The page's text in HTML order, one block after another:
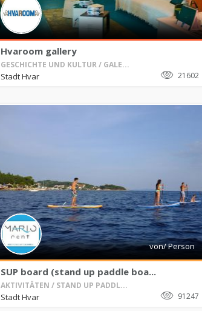
Hvaroom gallery
GESCHICHTE UND KULTUR / GALE...
21602
Stadt Hvar
von/ Person
SUP board (stand up paddle boa...
AKTIVITÄTEN / STAND UP PADDL...
91247
Stadt Hvar